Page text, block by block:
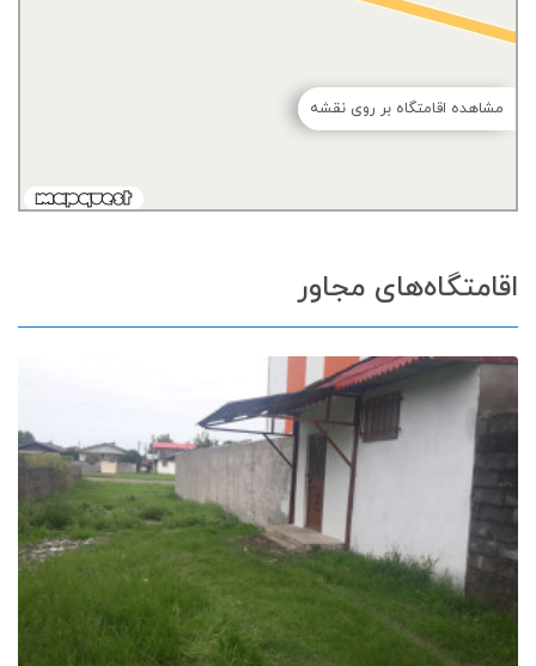
مشاهده اقامتگاه بر روی نقشه
اقامتگاه‌های مجاور